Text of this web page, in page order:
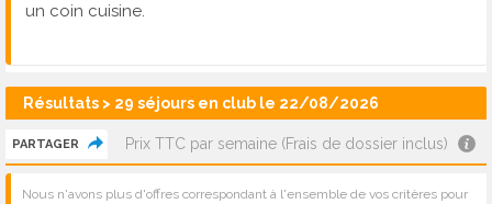
un coin cuisine.
Résultats > 29 séjours en club le 22/08/2026
PARTAGER Prix TTC par semaine (Frais de dossier inclus)
Nous n'avons plus d'offres correspondant à l'ensemble de vos critères pour